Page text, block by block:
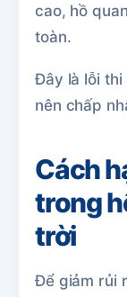
cao, hồ
toàn.
Đây là lỗi thi
nên chấp
Cách
trong
trời
Để giảm rủi